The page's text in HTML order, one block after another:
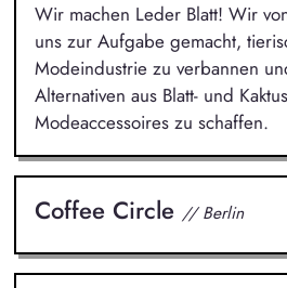
Wir machen Leder Blatt! Wir
uns zur Aufgabe gemacht,
Modeindustrie zu verbannen
Alternativen aus Blatt- und
Modeaccessoires zu schaffen.
Coffee Circle // Berlin